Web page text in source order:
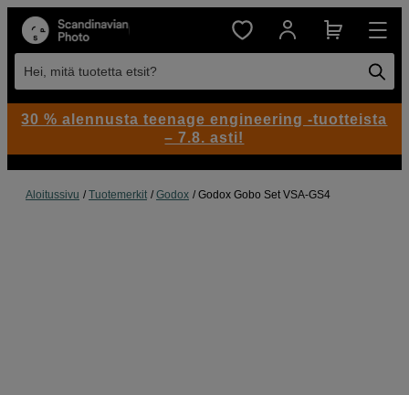
Hei, mitä tuotetta etsit?
Aloitussivu Tuotemerkit Godox Godox Gobo Set VSA-GS4
30 % alennusta teenage engineering -tuotteista
– 7.8. asti!